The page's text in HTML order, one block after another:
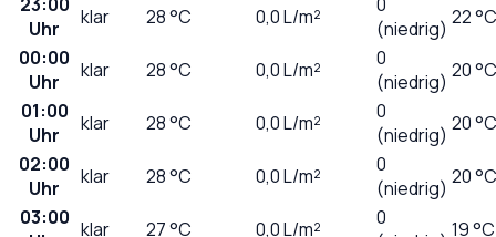
Uhr
klar 28°C 0,0L/m²
(niedrig) 22 °C
00:00
Uhr
klar 28°C 0,0L/m²
0
(niedrig) 20 °C
01:00
Uhr
klar 28°C 0,0L/m²
0
(niedrig) 20 °C
02:00
Uhr
klar 28°C 0,0L/m²
0
(niedrig) 20 °C
03:00 klar 27°C 0,0L/m²
0
19 °C